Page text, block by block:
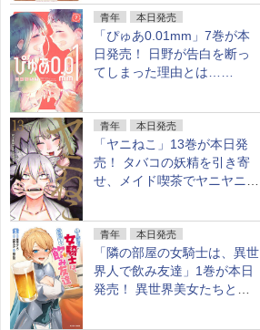
青年 本日発売
「ぴゅあ0.01mm」7巻が本
日発売！ 日野が告白を断っ
てしまった理由とは……
青年 本日発売
「ヤニねこ」13巻が本日発
売！ タバコの妖精を引き寄
せ、メイド喫茶でヤニヤニき
青年 本日発売
「隣の部屋の女騎士は、異世
界人で飲み友達」1巻が本日
発売！ 異世界美女たちとハ